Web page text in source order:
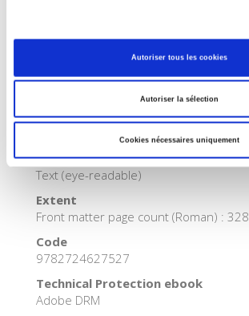
Autoriser tous les cookies
Autoriser la sélection
Cookies nécessaires uniquement
Publication Date
ISBN-13
9782724627527
Product Content
Text (eye-readable)
Extent
Front matter page count (Roman) : 328
Code
9782724627527
Technical Protection ebook
Adobe DRM